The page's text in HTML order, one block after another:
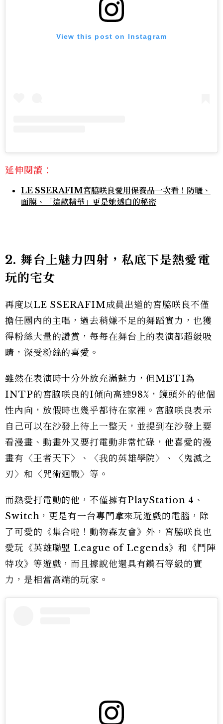
View this post on Instagram
延伸閱讀：
LE SSERAFIM宮脇咲良愛用保養品一次看！防曬、
面膜、「這款精華」更是她透白的秘密
2. 舞台上魅力四射，私底下是熱愛電
玩的宅女
再度以LE SSERAFIM成員出道的宮脇咲良不僅
擔任團內的主唱，過去稍嫌不足的舞蹈實力，也獲
得粉絲大量的讚賞，每每在舞台上的表演都超級吸
睛，深受粉絲的喜愛。
雖然在表演時十分外放充滿魅力，但MBTI為
INTP的宮脇咲良的I傾向高達98%，鏡頭外的他個
性內向，放假時也幾乎都待在家裡。宮脇咲良表示
自己可以在沙發上待上一整天，並提到在沙發上要
看漫畫、動畫外又要打電動非常忙碌，他喜愛的漫
畫有〈王者天下〉、〈我的英雄學院〉、〈鬼滅之
刃〉和〈咒術迴戰〉等。
而熱愛打電動的他，不僅擁有PlayStation 4、
Switch，更是有一台專門拿來玩遊戲的電腦，除
了可愛的《集合啦！動物森友會》外，宮脇咲良也
愛玩《英雄聯盟 League of Legends》和《鬥陣
特攻》等遊戲，而且據說他還具有鑽石等級的實
力，是相當高端的玩家。